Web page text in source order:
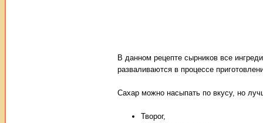
В данном рецепте сырников все
разваливаются в процессе
Сахар можно насыпать по вкусу, но
Творог,